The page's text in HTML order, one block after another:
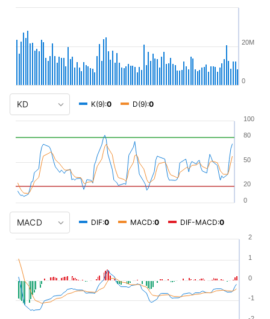
0
20M
K(9):0 D(9):0
0
20
50
80
100
DIF:0 MACD:0 DIF-MACD:0
-1
0
1
2